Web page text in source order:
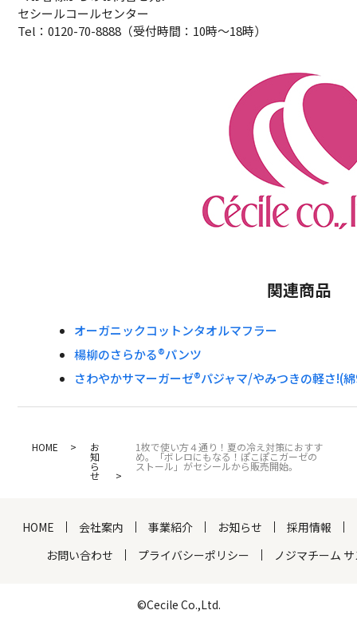
セシールコールセンター
Tel：0120-70-8888（受付時間：10時～18時）
関連商品
オーガニックコットンタオルマフラー
楊柳のさらかる®パンツ
さわやかサマーガーゼ®パジャマ/やみつきの軽さ!(
HOME お
知
ら
せ
1枚で使い方４通り！夏の冷え対策におすす
め。「ボレロにもなる！ぽこぽこガーゼの
ストール」がセシールから販売開始。
HOME 会社案内 事業紹介 お知らせ 採用情報
お問い合わせ
プライバシーポリシー ノジマチーム
©Cecile Co.,Ltd.